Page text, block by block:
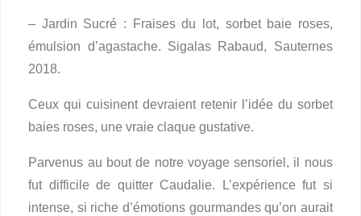
– Jardin Sucré : Fraises du lot, sorbet baie roses,
émulsion d’agastache. Sigalas Rabaud, Sauternes
2018.
Ceux qui cuisinent devraient retenir l’idée du sorbet
baies roses, une vraie claque gustative.
Parvenus au bout de notre voyage sensoriel, il nous
fut difficile de quitter Caudalie. L’expérience fut si
intense, si riche d’émotions gourmandes qu’on aurait